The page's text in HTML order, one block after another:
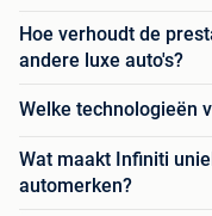
Hoe verhoudt de
andere luxe auto's?
Welke technologieën
Wat maakt Infiniti
automerken?